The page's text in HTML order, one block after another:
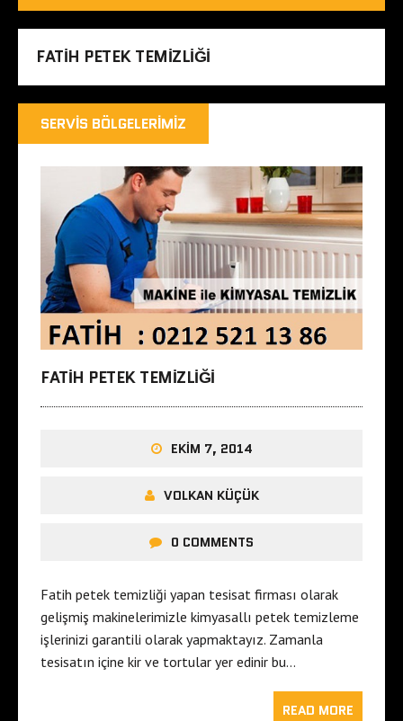
FATIH PETEK TEMIZLIĞI
SERVIS BÖLGELERIMIZ
FATIH PETEK TEMIZLIĞI
EKIM 7, 2014
VOLKAN KÜÇÜK
0 COMMENTS
Fatih petek temizliği yapan tesisat firması olarak
gelişmiş makinelerimizle kimyasallı petek temizleme
işlerinizi garantili olarak yapmaktayız. Zamanla
tesisatın içine kir ve tortular yer edinir bu…
READ MORE